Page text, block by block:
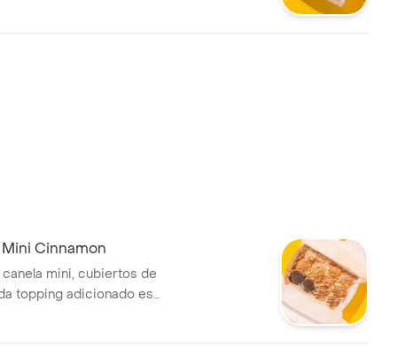
Mini Cinnamon
canela mini, cubiertos de
topping adicionado es